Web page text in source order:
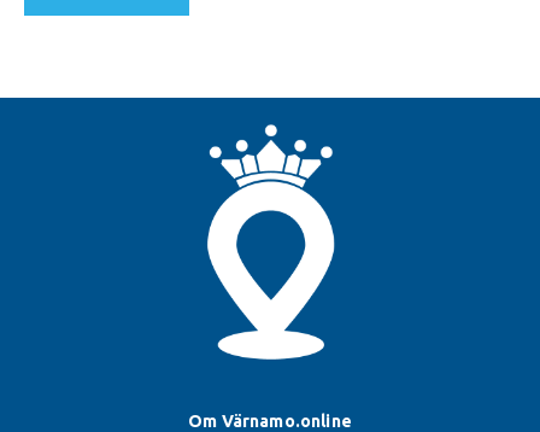
Om Värnamo.online